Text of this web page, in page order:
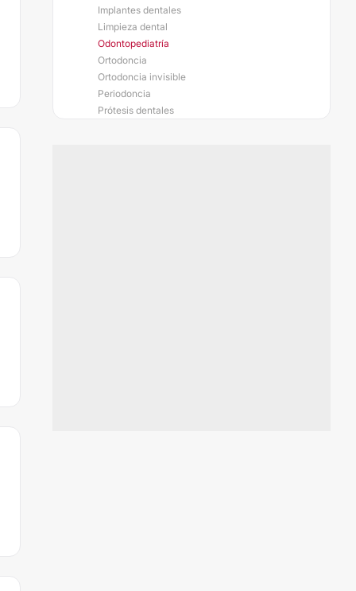
Implantes dentales
Limpieza dental
Odontopediatría
Ortodoncia
Ortodoncia invisible
Periodoncia
Prótesis dentales